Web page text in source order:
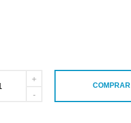
COMPRAR